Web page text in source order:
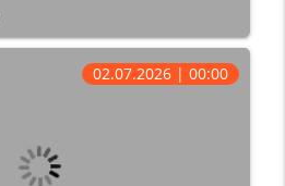
02.07.2026 | 00:00